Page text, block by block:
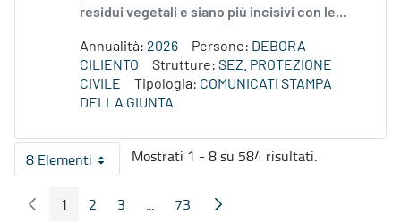
residui vegetali e siano più incisivi con le...
Annualità: 2026 Persone: DEBORA
CILIENTO
Strutture: SEZ. PROTEZIONE
CIVILE
Tipologia: COMUNICATI STAMPA
DELLA GIUNTA
8 ElementiPer pagina
Mostrati 1 - 8 su 584 risultati.
Pagina Precedente
Pagina
1 Pagina
2 Pagina
3 ...
Pagine intermedie
Pagina
73 Pagina Seguente